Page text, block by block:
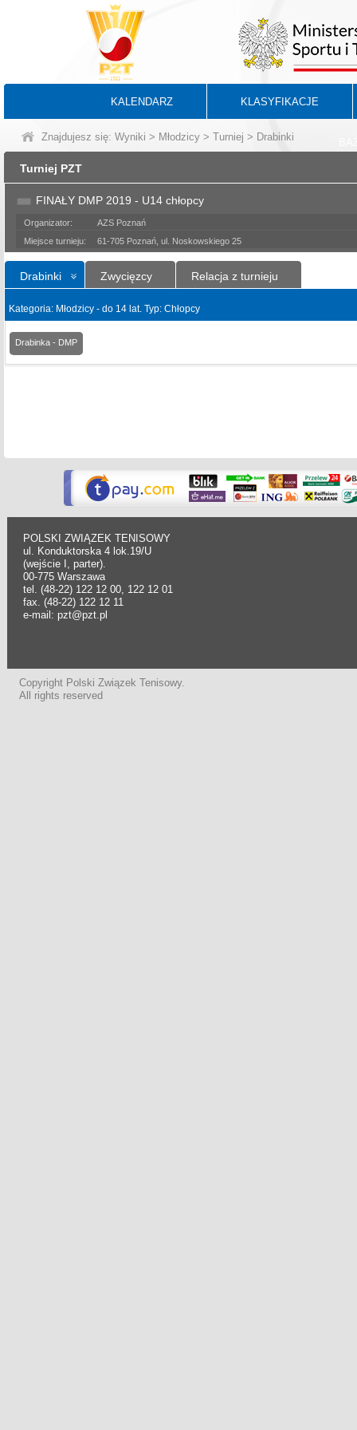
KALENDARZ KLASYFIKACJE
Znajdujesz się: Wyniki > Młodzicy > Turniej > Drabinki
Turniej PZT
FINAŁY DMP 2019 - U14 chłopcy
Organizator:
AZS Poznań
Miejsce turnieju:
61-705 Poznań, ul. Noskowskiego 25
Drabinki Zwycięzcy Relacja z turnieju
Kategoria: Młodzicy - do 14 lat. Typ: Chłopcy
Drabinka - DMP
POLSKI ZWIĄZEK TENISOWY
ul. Konduktorska 4 lok.19/U
(wejście I, parter).
00-775 Warszawa
tel. (48-22) 122 12 00, 122 12 01
fax. (48-22) 122 12 11
e-mail: pzt@pzt.pl
Copyright Polski Związek Tenisowy.
All rights reserved